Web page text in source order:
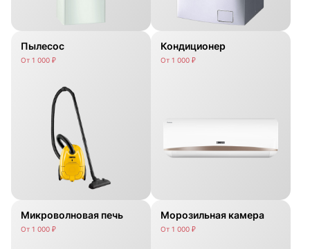
Пылесос
От 1 000 ₽
Кондиционер
От 1 000 ₽
Микроволновая печь
От 1 000 ₽
Морозильная камера
От 1 000 ₽